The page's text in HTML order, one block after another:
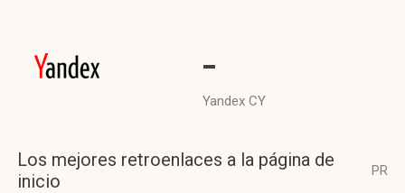
-
Yandex CY
Los mejores retroenlaces a la página de
inicio
PR